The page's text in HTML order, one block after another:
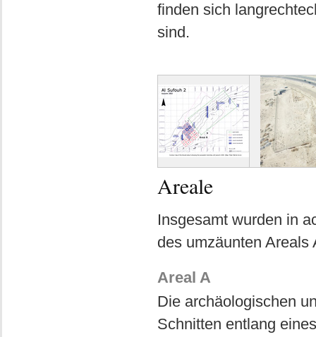
finden sich
sind.
Areale
Insgesamt wurden in
des umzäunten Areals
Areal A
Die archäologischen
Schnitten entlang